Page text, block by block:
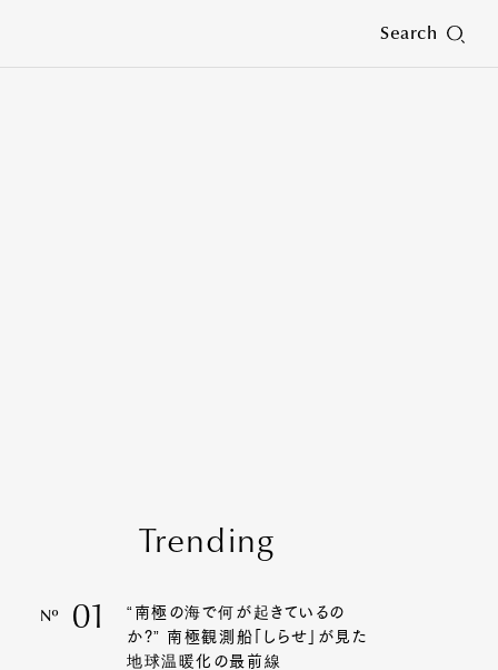
Search
Trending
Nº 01
“南極の海で何が起きているの
か?” 南極観測船「しらせ」が見た
地球温暖化の最前線